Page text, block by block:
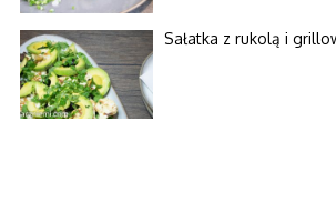
Sałatka z rukolą i